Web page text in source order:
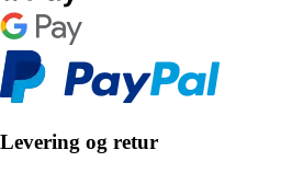
Levering og retur